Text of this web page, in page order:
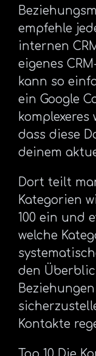
empfehle
internen
eigenes
kann so
ein Google
dass diese
deinem
Dort teilt
Kategorien
100 ein und
welche
den
Kontakte